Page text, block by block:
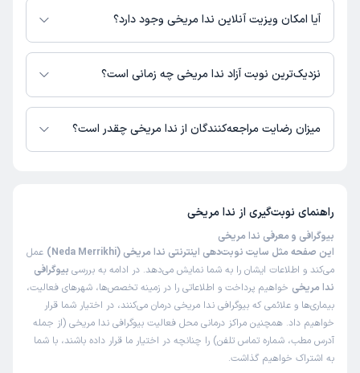
آیا امکان ویزیت آنلاین ندا مریخی وجود دارد؟
در حال حاضر اطلاعاتی درباره ارائه ویزیت آنلاین توسط ندا مریخی در دسترس
نیست. برای دریافت اطلاعات دقیق‌تر، لطفاً با مطب تماس بگیرید.
نزدیک‌ترین نوبت آزاد ندا مریخی چه زمانی است؟
زمان نوبت‌دهی و پذیرش بیماران با هماهنگی مطب مشخص می‌شود.
میزان رضایت مراجعه‌کنندگان از ندا مریخی چقدر است؟
راهنمای نوبت‌گیری از ندا مریخی
بیوگرافی و معرفی ندا مریخی
این صفحه مثل سایت نوبت‌دهی اینترنتی ندا مریخی (Neda Merrikhi)
عمل
می‌کند و اطلاعات ایشان را به شما نمایش می‌دهد. در ادامه به بررسی بیوگرافی
ندا مریخی خواهیم پرداخت و اطلاعاتی را در زمینه تخصص‌ها، شهرهای فعالیت،
بیماری‌ها و علائمی که بیوگرافی ندا مریخی درمان می‌کنند، در اختیار شما قرار
خواهیم داد. همچنین مراکز درمانی محل فعالیت بیوگرافی ندا مریخی (از جمله
آدرس مطب، شماره تماس تلفن) را چنانچه در اختیار ما قرار داده باشند، با شما
به اشتراک خواهیم گذاشت.